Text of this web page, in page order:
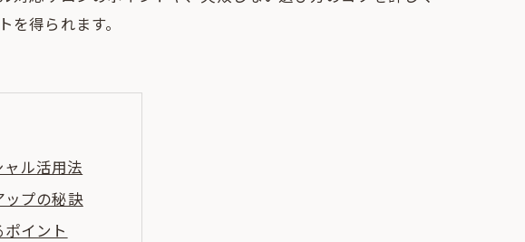
得られます。
ル活用法
ップの秘訣
イント